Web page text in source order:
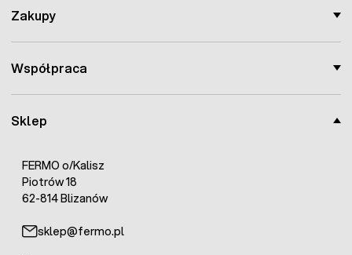
Sklep
FERMO o/Kalisz
Piotrów 18
62-814 Blizanów
sklep@fermo.pl
Zakupy
Współpraca